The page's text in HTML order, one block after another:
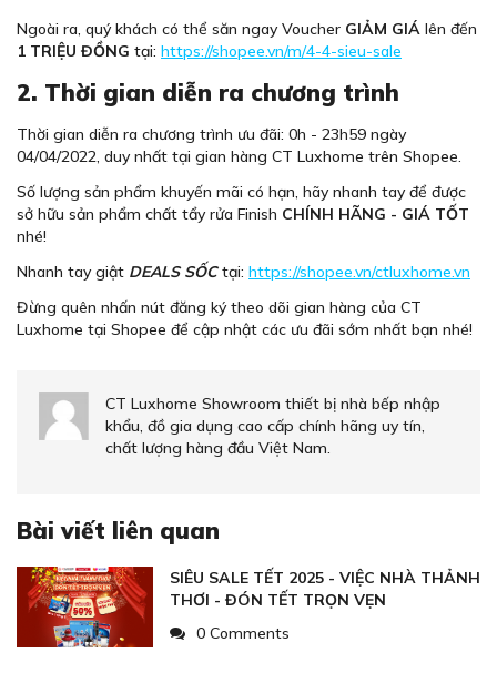
Ngoài ra, quý khách có thể săn ngay Voucher GIẢM GIÁ lên đến
1 TRIỆU ĐỒNG tại: https://shopee.vn/m/4-4-sieu-sale
2. Thời gian diễn ra chương trình
Thời gian diễn ra chương trình ưu đãi: 0h - 23h59 ngày
04/04/2022, duy nhất tại gian hàng CT Luxhome trên Shopee.
Số lượng sản phẩm khuyến mãi có hạn, hãy nhanh tay để được
sở hữu sản phẩm chất tẩy rửa Finish CHÍNH HÃNG - GIÁ TỐT
nhé!
Nhanh tay giật DEALS SỐCtại: https://shopee.vn/ctluxhome.vn
Đừng quên nhấn nút đăng ký theo dõi gian hàng của CT
Luxhome tại Shopee để cập nhật các ưu đãi sớm nhất bạn nhé!
CT Luxhome Showroom thiết bị nhà bếp nhập
khẩu, đồ gia dụng cao cấp chính hãng uy tín,
chất lượng hàng đầu Việt Nam.
Bài viết liên quan
SIÊU SALE TẾT 2025 - VIỆC NHÀ THẢNH
THƠI - ĐÓN TẾT TRỌN VẸN
0 Comments